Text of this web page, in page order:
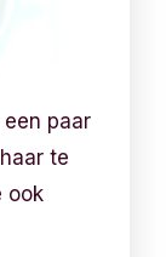
een paar
te
ook